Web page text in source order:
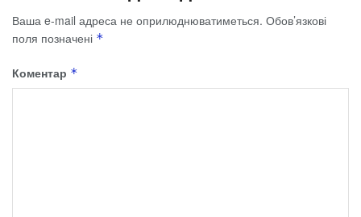
Ваша e-mail адреса не оприлюднюватиметься. Обов’язкові
поля позначені *
Коментар *